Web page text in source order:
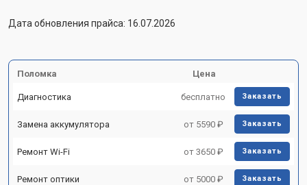
Дата обновления прайса: 16.07.2026
Поломка Цена
Диагностика бесплатно Заказать
Замена аккумулятора от 5590 ₽ Заказать
Ремонт Wi-Fi от 3650 ₽ Заказать
Ремонт оптики от 5000 ₽ Заказать